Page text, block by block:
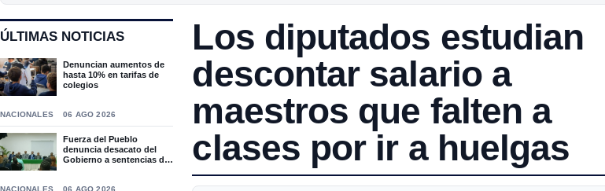
ÚLTIMAS NOTICIAS
Denuncian aumentos de
hasta 10% en tarifas de
colegios
NACIONALES 06 AGO 2026
Fuerza del Pueblo
denuncia desacato del
Gobierno a sentencias del
NACIONALES 06 AGO 2026
Los diputados estudian
descontar salario a
maestros que falten a
clases por ir a huelgas